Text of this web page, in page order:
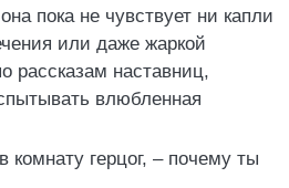
пока не чувствует ни капли
или даже жаркой
рассказам наставниц,
влюбленная
комнату герцог, – почему ты